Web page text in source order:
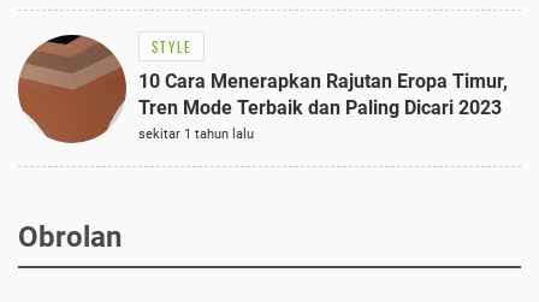
STYLE
10 Cara Menerapkan Rajutan Eropa Timur,
Tren Mode Terbaik dan Paling Dicari 2023
sekitar 1 tahun lalu
Obrolan